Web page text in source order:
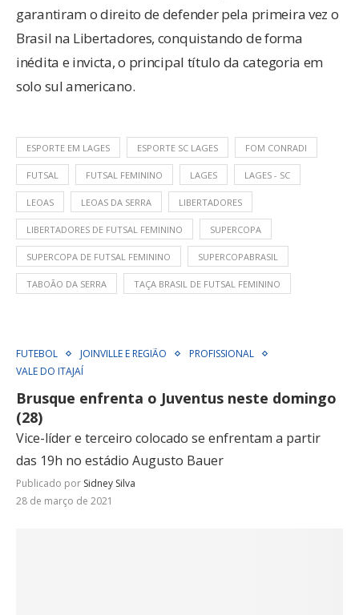
garantiram o direito de defender pela primeira vez o
Brasil na Libertadores, conquistando de forma
inédita e invicta, o principal título da categoria em
solo sul americano.
ESPORTE EM LAGES ESPORTE SC LAGES FOM CONRADI
FUTSAL FUTSAL FEMININO LAGES LAGES - SC
LEOAS LEOAS DA SERRA LIBERTADORES
LIBERTADORES DE FUTSAL FEMININO SUPERCOPA
SUPERCOPA DE FUTSAL FEMININO SUPERCOPABRASIL
TABOÃO DA SERRA TAÇA BRASIL DE FUTSAL FEMININO
FUTEBOL JOINVILLE E REGIÃO
PROFISSIONAL
VALE DO ITAJAÍ
Brusque enfrenta o Juventus neste domingo
(28)
Vice-líder e terceiro colocado se enfrentam a partir
das 19h no estádio Augusto Bauer
Publicado por Sidney Silva
28 de março de 2021